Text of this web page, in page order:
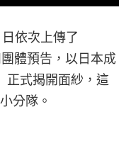
依次上傳了
體預告，以日本成
正式揭開面紗，這
分隊。